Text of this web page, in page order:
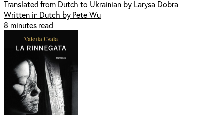
Translated from Dutch to Ukrainian by Larysa Dobra
Written in Dutch by Pete Wu
8 minutes read